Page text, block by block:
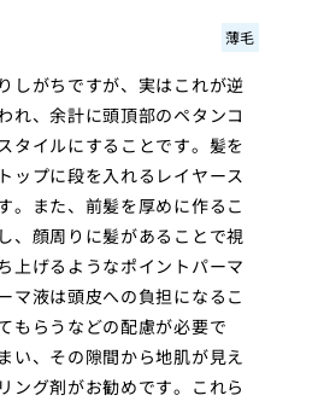
薄毛
しがちですが、実はこれが逆
れ、余計に頭頂部のペタンコ
タイルにすることです。髪を
ップに段を入れるレイヤース
。また、前髪を厚めに作るこ
、顔周りに髪があることで視
上げるようなポイントパーマ
マ液は頭皮への負担になるこ
もらうなどの配慮が必要で
い、その隙間から地肌が見え
ング剤がお勧めです。これら